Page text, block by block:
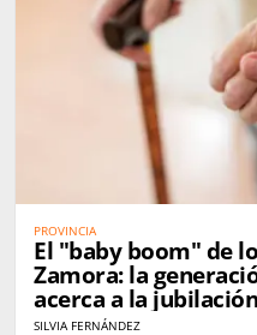
PROVINCIA
El "baby boom" de
Zamora: la
acerca a la
SILVIA FERNÁNDEZ